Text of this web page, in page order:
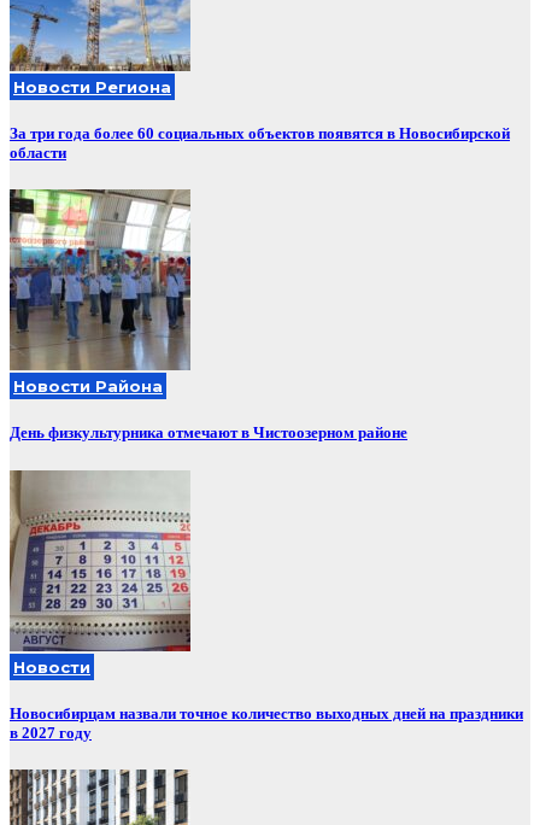
Новости Региона
За три года более 60 социальных объектов появятся в Новосибирской
области
Новости Района
День физкультурника отмечают в Чистоозерном районе
Новости
Новосибирцам назвали точное количество выходных дней на праздники
в 2027 году